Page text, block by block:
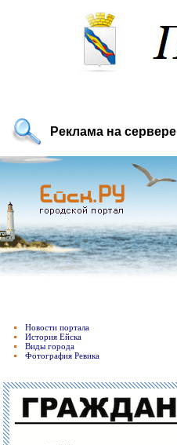
Реклама на сервере
Новости портала
История Ейска
Виды города
Фотография Ревика